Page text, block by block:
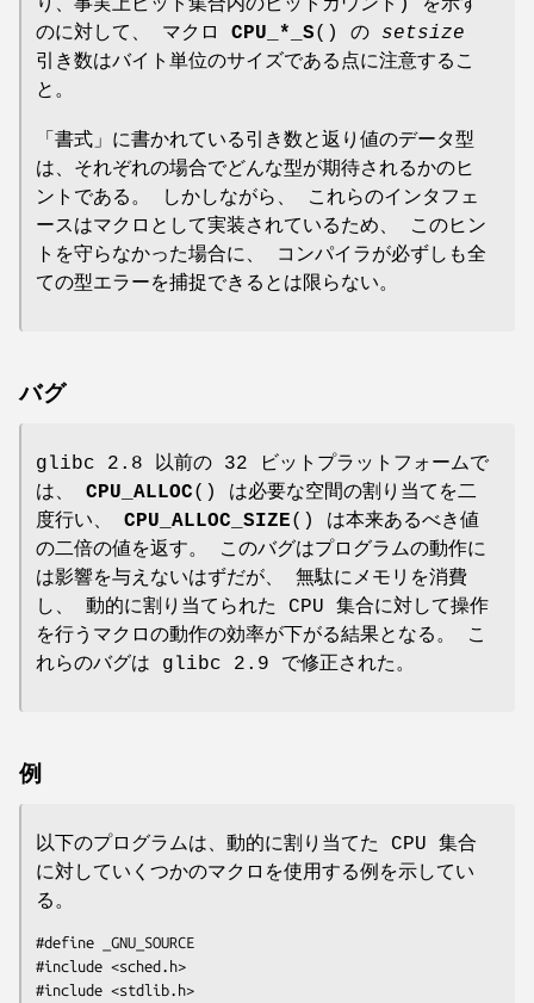
り、事実上ビット集合内のビットカウント) を示す
のに対して、 マクロ CPU_*_S() の setsize
引き数はバイト単位のサイズである点に注意するこ
と。
「書式」に書かれている引き数と返り値のデータ型
は、それぞれの場合でどんな型が期待されるかのヒ
ントである。 しかしながら、 これらのインタフェ
ースはマクロとして実装されているため、 このヒン
トを守らなかった場合に、 コンパイラが必ずしも全
ての型エラーを捕捉できるとは限らない。
バグ
glibc 2.8 以前の 32 ビットプラットフォームで
は、 CPU_ALLOC() は必要な空間の割り当てを二
度行い、 CPU_ALLOC_SIZE() は本来あるべき値
の二倍の値を返す。 このバグはプログラムの動作に
は影響を与えないはずだが、 無駄にメモリを消費
し、 動的に割り当てられた CPU 集合に対して操作
を行うマクロの動作の効率が下がる結果となる。 こ
れらのバグは glibc 2.9 で修正された。
例
以下のプログラムは、動的に割り当てた CPU 集合
に対していくつかのマクロを使用する例を示してい
る。
#define _GNU_SOURCE
#include <sched.h>
#include <stdlib.h>